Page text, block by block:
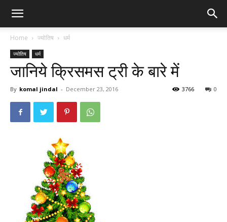
Home ज्योतिष धर्म
ज्योतिष धर्म
जानिये क्रिसमस ट्री के बारे में
By komal jindal - December 23, 2016 0
3766